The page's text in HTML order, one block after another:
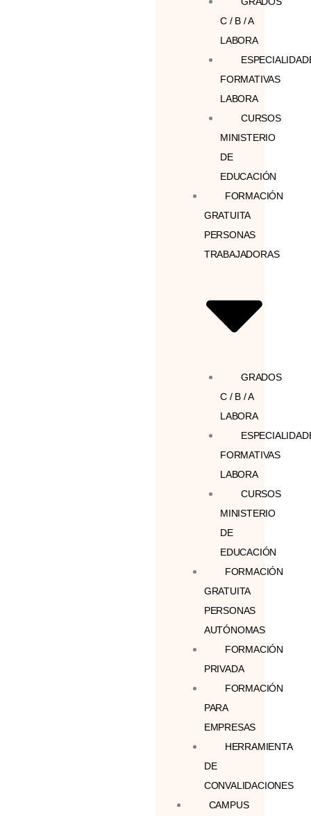
C / B / A
LABORA
FORMATIVAS
LABORA
CURSOS
MINISTERIO
DE
EDUCACIÓN
FORMACIÓN
GRATUITA
PERSONAS
TRABAJADORAS
GRADOS
C / B / A
LABORA
FORMATIVAS
LABORA
CURSOS
MINISTERIO
DE
EDUCACIÓN
FORMACIÓN
GRATUITA
PERSONAS
AUTÓNOMAS
FORMACIÓN
PRIVADA
FORMACIÓN
PARA
EMPRESAS
HERRAMIENTA
DE
CONVALIDACIONES
CAMPUS